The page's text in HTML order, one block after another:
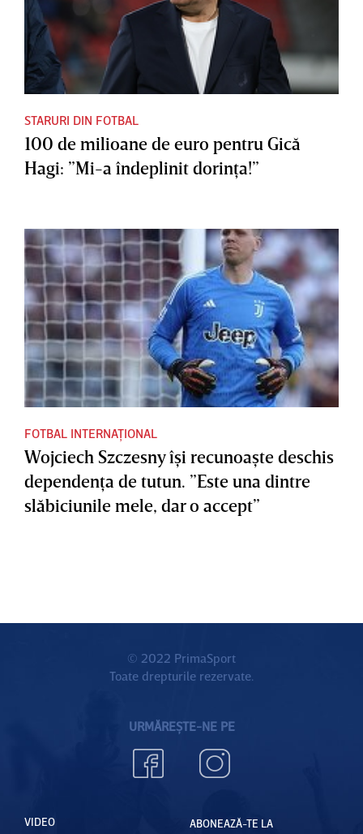
STARURI DIN FOTBAL
100 de milioane de euro pentru Gică
Hagi: ”Mi-a îndeplinit dorinţa!”
FOTBAL INTERNAȚIONAL
Wojciech Szczesny îşi recunoaşte deschis
dependenţa de tutun. ”Este una dintre
slăbiciunile mele, dar o accept”
© 2022 PrimaSport
Toate drepturile rezervate.
URMĂREȘTE-NE PE
VIDEO
ABONEAZĂ-TE LA